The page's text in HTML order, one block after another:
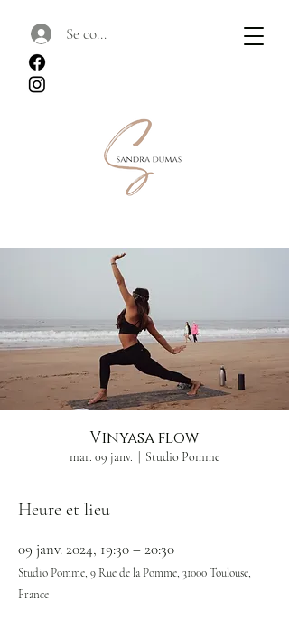
Se connecter
Vinyasa flow
mar. 09 janv. Studio Pomme
Heure et lieu
09 janv. 2024, 19:30 – 20:30
Studio Pomme, 9 Rue de la Pomme, 31000 Toulouse,
France